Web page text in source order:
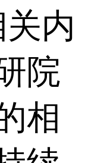
内
院
相